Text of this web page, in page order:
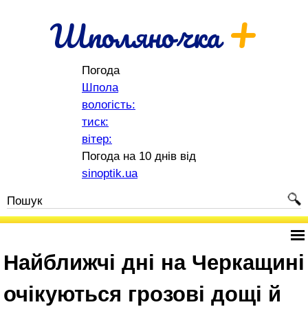
Шполяночка+
Погода
Шпола
вологість:
тиск:
вітер:
Погода на 10 днів від
sinoptik.ua
Найближчі дні на Черкащині
очікуються грозові дощі й